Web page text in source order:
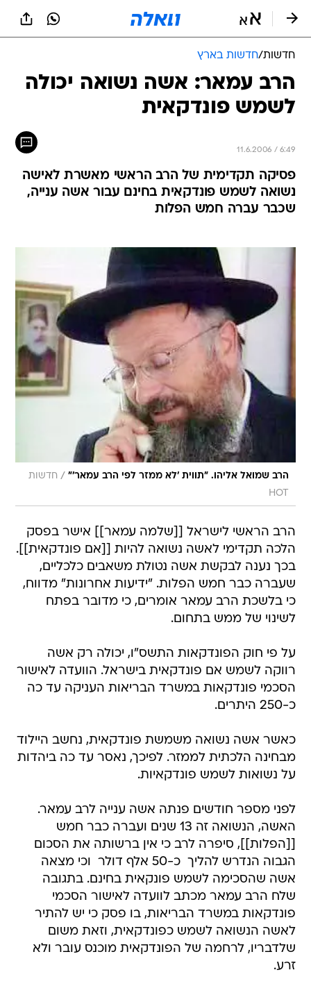
חדשות/חדשות בארץ
הרב עמאר: אשה נשואה יכולה
לשמש פונדקאית
11.6.2006 / 6:49
פסיקה תקדימית של הרב הראשי מאשרת לאישה
נשואה לשמש פונדקאית בחינם עבור אשה ענייה,
שכבר עברה חמש הפלות
הרב שמואל אליהו. "תווית 'לא ממזר לפי הרב עמאר'" / חדשות
HOT
הרב הראשי לישראל [[שלמה עמאר]] אישר בפסק
הלכה תקדימי לאשה נשואה להיות [[אם פונדקאית]].
בכך נענה לבקשת אשה נטולת משאבים כלכליים,
שעברה כבר חמש הפלות. "ידיעות אחרונות" מדווח,
כי בלשכת הרב עמאר אומרים, כי מדובר בפתח
לשינוי של ממש בתחום.
על פי חוק הפונדקאות התשס"ו, יכולה רק אשה
רווקה לשמש אם פונדקאית בישראל. הוועדה לאישור
הסכמי פונדקאות במשרד הבריאות העניקה עד כה
כ-250 היתרים.
כאשר אשה נשואה משמשת פונדקאית, נחשב היילוד
מבחינה הלכתית לממזר. לפיכך, נאסר עד כה ביהדות
על נשואות לשמש פונדקאיות.
לפני מספר חודשים פנתה אשה ענייה לרב עמאר.
האשה, הנשואה זה 13 שנים ועברה כבר חמש
[[הפלות]], סיפרה לרב כי אין ברשותה את הסכום
הגבוה הנדרש להליך  כ-50 אלף דולר  וכי מצאה
אשה שהסכימה לשמש פונקאית בחינם. בתגובה
שלח הרב עמאר מכתב לוועדה לאישור הסכמי
פונדקאות במשרד הבריאות, בו פסק כי יש להתיר
לאשה הנשואה לשמש כפונדקאית, וזאת משום
שלדבריו, לרחמה של הפונדקאית מוכנס עובר ולא
זרע.